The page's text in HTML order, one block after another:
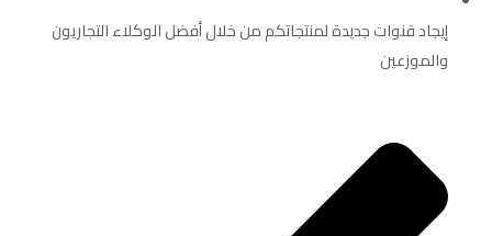
إيجاد قنوات جديدة لمنتجاتكم من خلال أفضل الوكلاء التجاريون
والموزعين